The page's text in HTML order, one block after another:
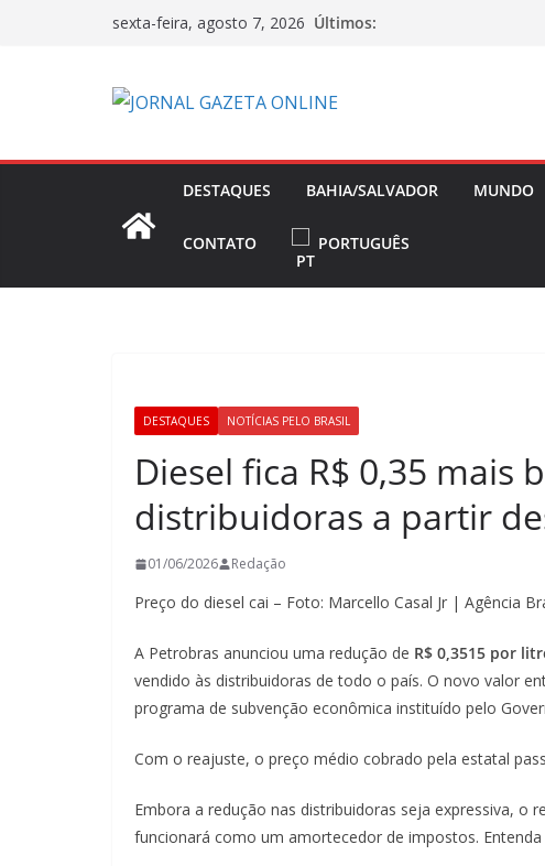
sexta-feira, agosto 7, 2026 Últimos:
DESTAQUES BAHIA/SALVADOR MUNDO
CONTATO PORTUGUÊS
DESTAQUES NOTÍCIAS PELO BRASIL
Diesel fica R$ 0,35 mais
distribuidoras a partir
01/06/2026 Redação
Preço do diesel cai – Foto: Marcello Casal Jr | Agência
A Petrobras anunciou uma redução de R$ 0,3515 por
vendido às distribuidoras de todo o país. O novo valor
programa de subvenção econômica instituído pelo
Com o reajuste, o preço médio cobrado pela estatal
Embora a redução nas distribuidoras seja expressiva, o
funcionará como um amortecedor de impostos.